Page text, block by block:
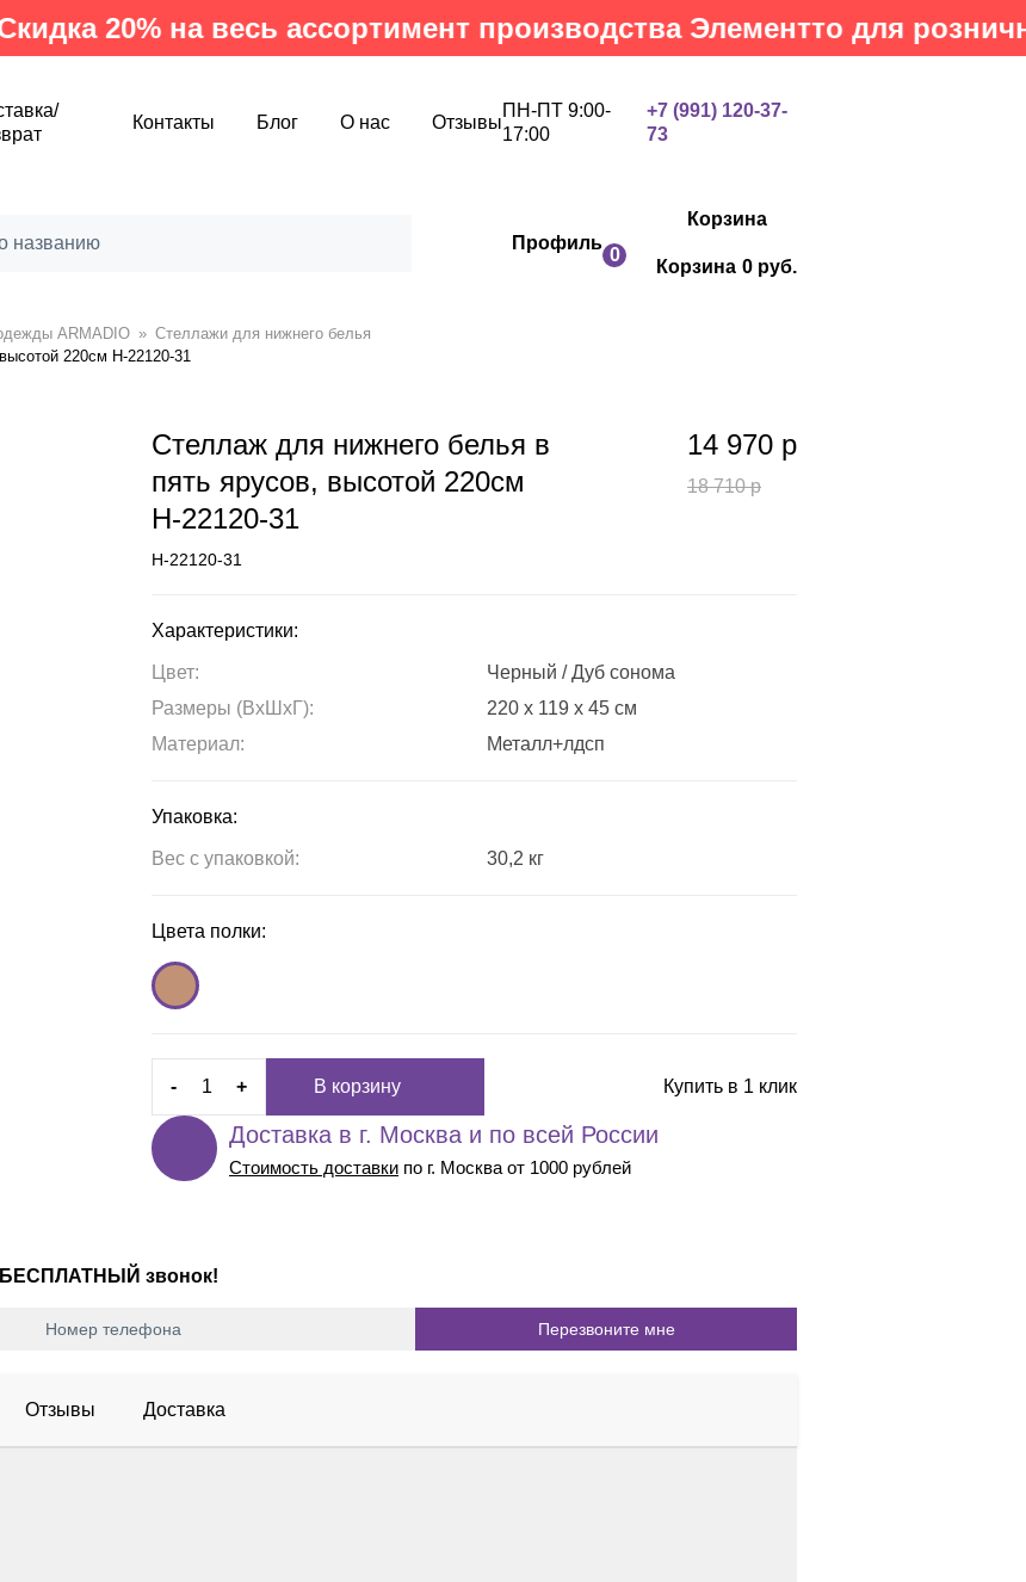
20% на весь ассортимент производства Элементто для розничных
Контакты Блог О нас Отзывы
ПН-ПТ 9:00-
17:00
+7 (991) 120-37-
73
Профиль
Корзина
0
Корзина 0 руб.
ARMADIO » Стеллажи для нижнего белья
220см Н-22120-31
Стеллаж для нижнего белья в
пять ярусов, высотой 220см
Н-22120-31
Н-22120-31
14 970 р
18 710р
Характеристики:
Цвет:
Черный / Дуб сонома
Размеры (ВxШxГ):
220 x 119 x 45 см
Материал:
Металл+лдсп
Упаковка:
Вес с упаковкой: 30,2 кг
Цвета полки:
- + В корзину Купить в 1 клик
Доставка в г. Москва и по всей России
Стоимость доставки по г. Москва от 1000 рублей
БЕСПЛАТНЫЙ звонок!
Отзывы Доставка